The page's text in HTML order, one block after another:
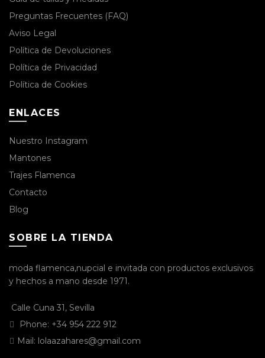
Preguntas Frecuentes (FAQ)
Aviso Legal
Política de Devoluciones
Política de Privacidad
Política de Cookies
ENLACES
Nuestro Instagram
Mantones
Trajes Flamenca
Contacto
Blog
SOBRE LA TIENDA
moda flamenca,nupcial e invitada con productos exclusivos
y hechos a mano desde 1971.
Calle Cuna 31, Sevilla
Phone: +34 954 222 912
Mail: lolaazahares@gmail.com